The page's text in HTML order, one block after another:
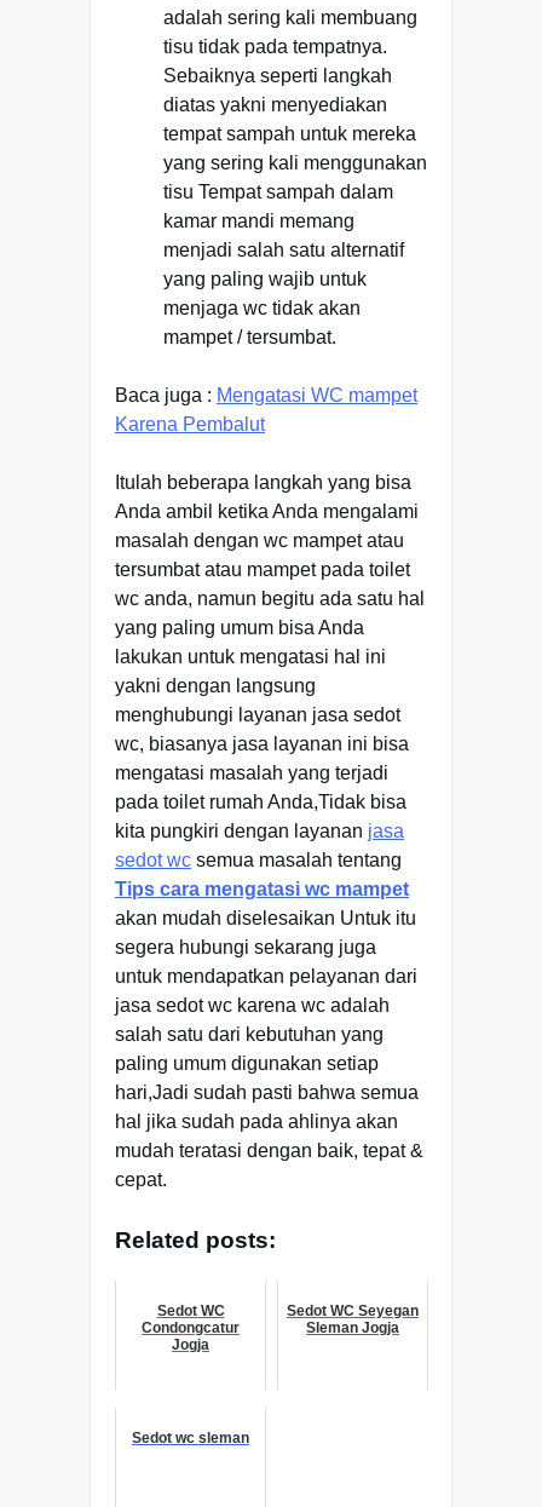
adalah sering kali membuang
tisu tidak pada tempatnya.
Sebaiknya seperti langkah
diatas yakni menyediakan
tempat sampah untuk mereka
yang sering kali menggunakan
tisu Tempat sampah dalam
kamar mandi memang
menjadi salah satu alternatif
yang paling wajib untuk
menjaga wc tidak akan
mampet / tersumbat.
Baca juga : Mengatasi WC mampet
Karena Pembalut
Itulah beberapa langkah yang bisa
Anda ambil ketika Anda mengalami
masalah dengan wc mampet atau
tersumbat atau mampet pada toilet
wc anda, namun begitu ada satu hal
yang paling umum bisa Anda
lakukan untuk mengatasi hal ini
yakni dengan langsung
menghubungi layanan jasa sedot
wc, biasanya jasa layanan ini bisa
mengatasi masalah yang terjadi
pada toilet rumah Anda,Tidak bisa
kita pungkiri dengan layanan jasa
sedot wc semua masalah tentang
Tips cara mengatasi wc mampet
akan mudah diselesaikan Untuk itu
segera hubungi sekarang juga
untuk mendapatkan pelayanan dari
jasa sedot wc karena wc adalah
salah satu dari kebutuhan yang
paling umum digunakan setiap
hari,Jadi sudah pasti bahwa semua
hal jika sudah pada ahlinya akan
mudah teratasi dengan baik, tepat &
cepat.
Related posts:
Sedot WC
Condongcatur
Jogja
Sedot WC Seyegan
Sleman Jogja
Sedot wc sleman